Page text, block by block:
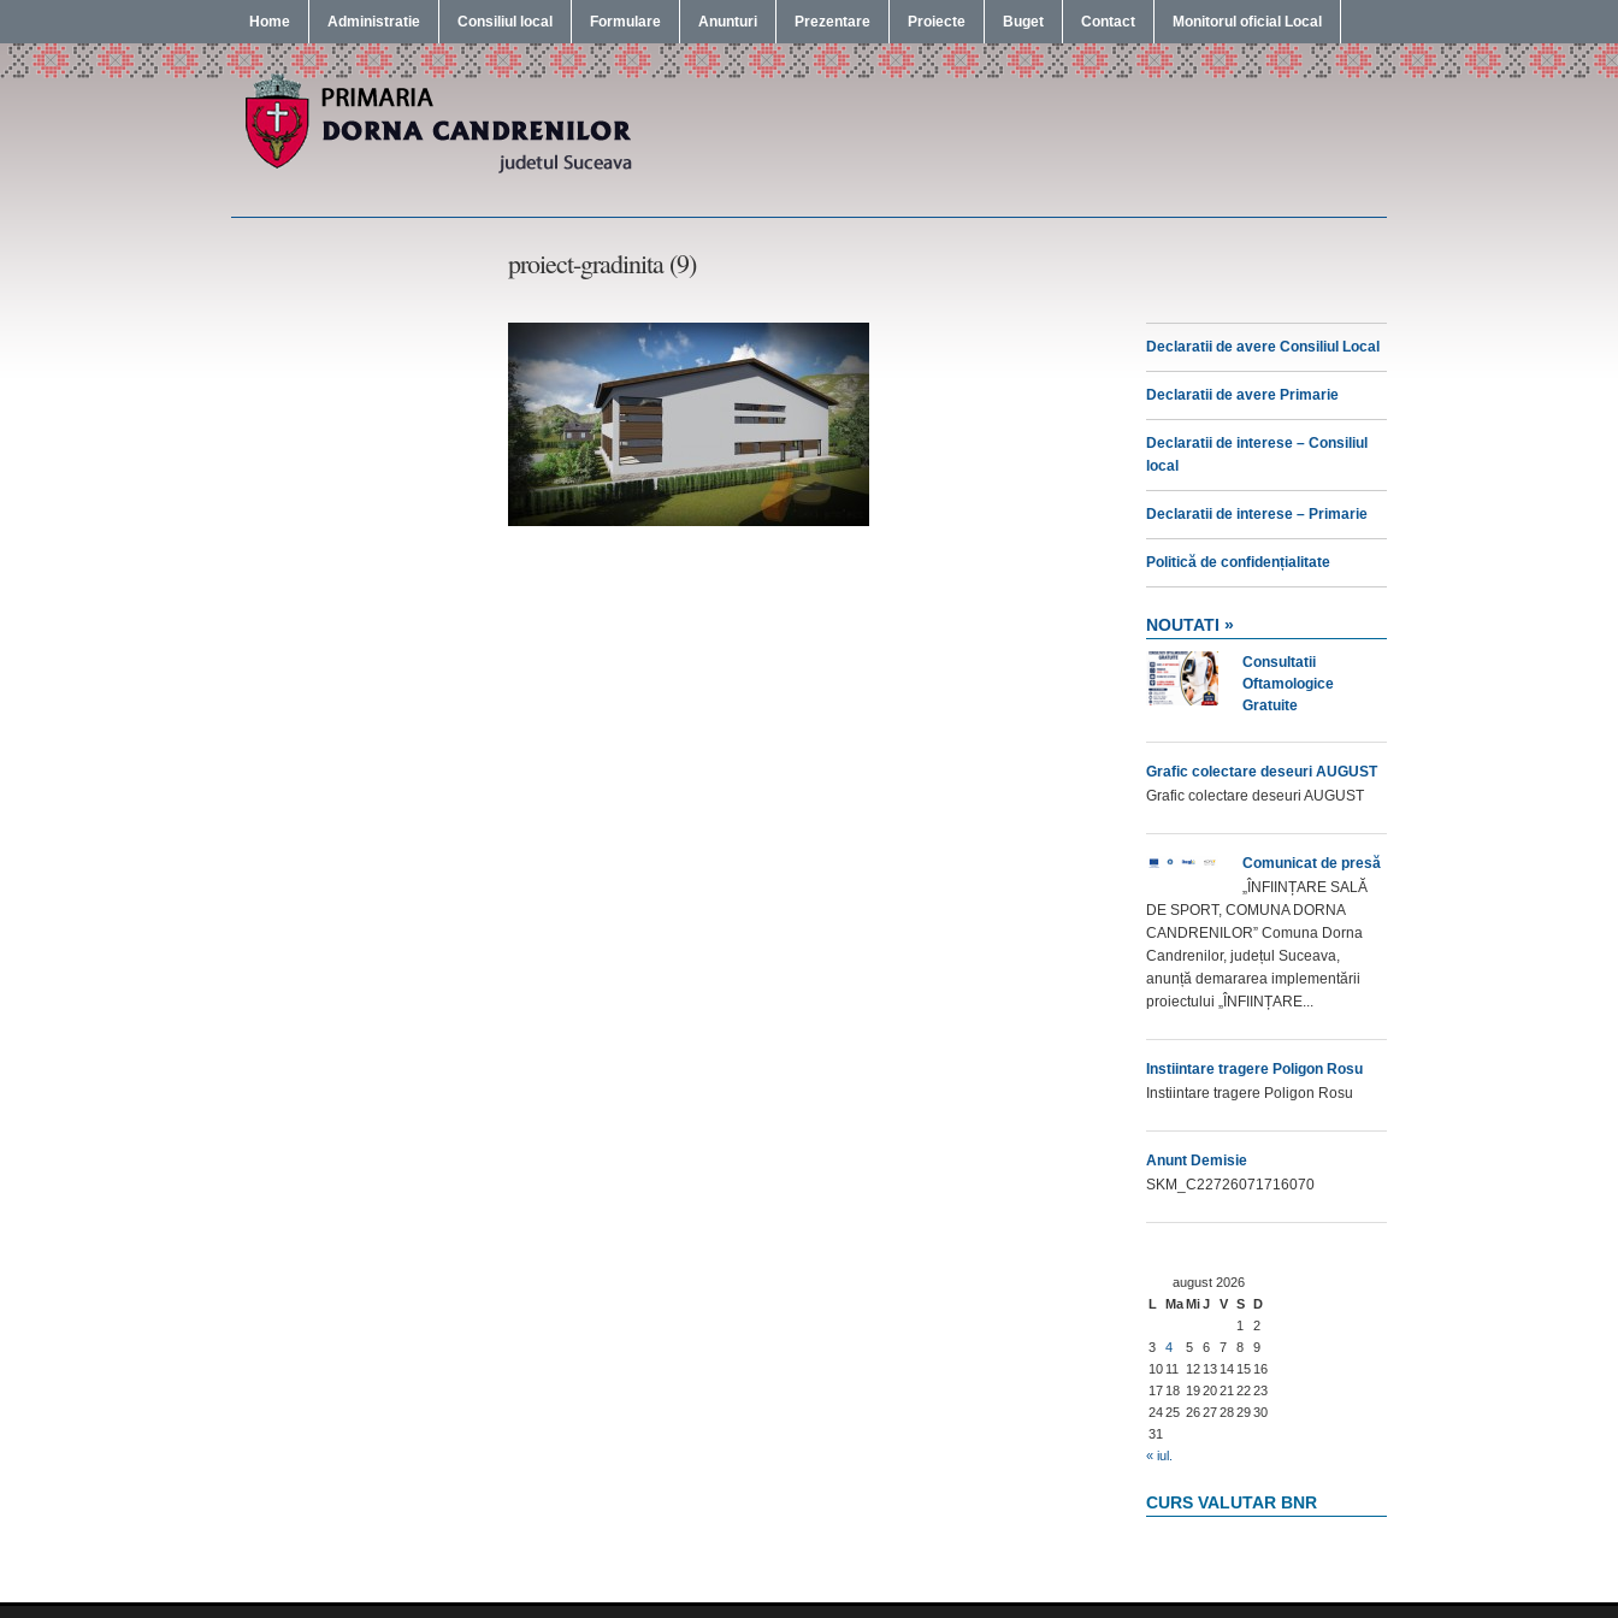
Home Administratie Consiliul local Formulare Anunturi Prezentare Proiecte Buget Contact Monitorul oficial Local
proiect-gradinita (9)
Declaratii de avere Consiliul Local
Declaratii de avere Primarie
Declaratii de interese – Consiliul
local
Declaratii de interese – Primarie
Politică de confidențialitate
NOUTATI »
Consultatii
Oftamologice
Gratuite
Grafic colectare deseuri AUGUST
Grafic colectare deseuri AUGUST
Comunicat de presă
„ÎNFIINȚARE SALĂ
DE SPORT, COMUNA DORNA
CANDRENILOR” Comuna Dorna
Candrenilor, județul Suceava,
anunță demararea implementării
proiectului „ÎNFIINȚARE...
Instiintare tragere Poligon Rosu
Instiintare tragere Poligon Rosu
Anunt Demisie
SKM_C22726071716070
august 2026
L
MaMiJ V S D
1
2
3
4 5 6 7 8
9
10 11 12 13 14 15 16
17 18 192021 2223
2425 2627282930
31
« iul.
CURS VALUTAR BNR